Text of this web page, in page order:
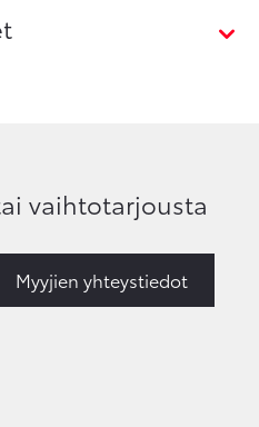
vaihtotarjousta
Myyjien yhteystiedot